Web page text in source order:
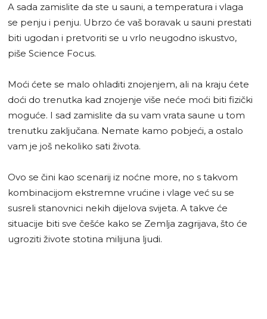
A sada zamislite da ste u sauni, a temperatura i vlaga
se penju i penju. Ubrzo će vaš boravak u sauni prestati
biti ugodan i pretvoriti se u vrlo neugodno iskustvo,
piše Science Focus.
Moći ćete se malo ohladiti znojenjem, ali na kraju ćete
doći do trenutka kad znojenje više neće moći biti fizički
moguće. I sad zamislite da su vam vrata saune u tom
trenutku zaključana. Nemate kamo pobjeći, a ostalo
vam je još nekoliko sati života.
Ovo se čini kao scenarij iz noćne more, no s takvom
kombinacijom ekstremne vrućine i vlage već su se
susreli stanovnici nekih dijelova svijeta. A takve će
situacije biti sve češće kako se Zemlja zagrijava, što će
ugroziti živote stotina milijuna ljudi.